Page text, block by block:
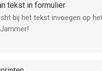
tekst in formulier
bij het tekst invoegen op